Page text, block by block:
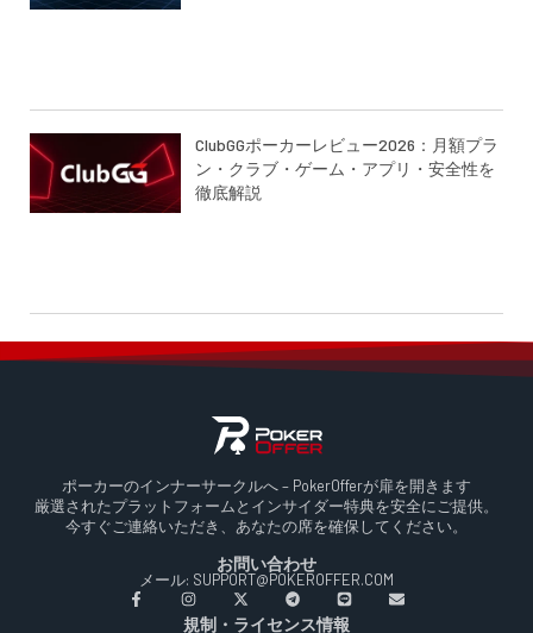
ClubGGポーカーレビュー2026：月額プラ
ン・クラブ・ゲーム・アプリ・安全性を
徹底解説
ポーカーのインナーサークルへ – PokerOfferが扉を開きます
厳選されたプラットフォームとインサイダー特典を安全にご提供。
今すぐご連絡いただき、あなたの席を確保してください。
お問い合わせ
メール: SUPPORT@POKEROFFER.COM
規制・ライセンス情報